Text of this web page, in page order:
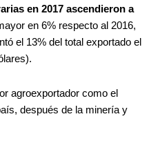
en 2017 ascendieron a
en 6% respecto al 2016,
el 13% del total exportado el
agroexportador como el
después de la minería y